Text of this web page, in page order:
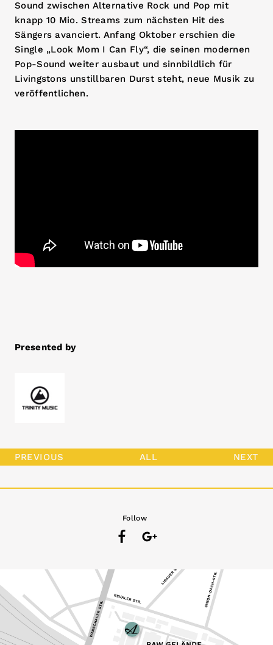
Sound zwischen Alternative Rock und Pop mit
knapp 10 Mio. Streams zum nächsten Hit des
Sängers avanciert. Anfang Oktober erschien die
Single „Look Mom I Can Fly“, die seinen modernen
Pop-Sound weiter ausbaut und sinnbildlich für
Livingstons unstillbaren Durst steht, neue Musik zu
veröffentlichen.
Presented by
PREVIOUS ALL NEXT
Follow